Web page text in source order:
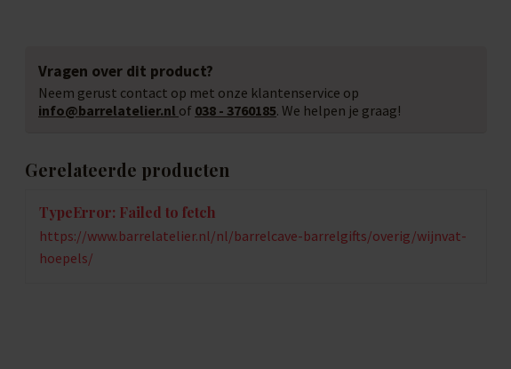
Vragen over dit product?
Neem gerust contact op met onze klantenservice op
info@barrelatelier.nl of 038 - 3760185. We helpen je graag!
Gerelateerde producten
TypeError: Failed to fetch
https://www.barrelatelier.nl/nl/barrelcave-barrelgifts/overig/wijnvat-
hoepels/